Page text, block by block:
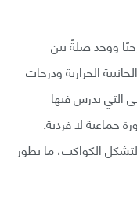
بيانات 25 كوكبًا خارجيًا ووجد صلةً بين
الحرارية ودرجات
التي يدرس فيها
جماعية لا فردية.
الكواكب، ما يطور